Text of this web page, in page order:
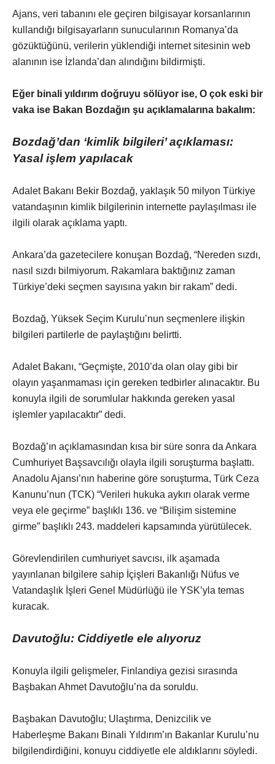
Ajans, veri tabanını ele geçiren bilgisayar korsanlarının
kullandığı bilgisayarların sunucularının Romanya’da
gözüktüğünü, verilerin yüklendiği internet sitesinin web
alanının ise İzlanda’dan alındığını bildirmişti.
Eğer binali yıldırım doğruyu sölüyor ise, O çok eski bir
vaka ise Bakan Bozdağın şu açıklamalarına bakalım:
Bozdağ’dan ‘kimlik bilgileri’ açıklaması:
Yasal işlem yapılacak
Adalet Bakanı Bekir Bozdağ, yaklaşık 50 milyon Türkiye
vatandaşının kimlik bilgilerinin internette paylaşılması ile
ilgili olarak açıklama yaptı.
Ankara’da gazetecilere konuşan Bozdağ, “Nereden sızdı,
nasıl sızdı bilmiyorum. Rakamlara baktığınız zaman
Türkiye’deki seçmen sayısına yakın bir rakam” dedi.
Bozdağ, Yüksek Seçim Kurulu’nun seçmenlere ilişkin
bilgileri partilerle de paylaştığını belirtti.
Adalet Bakanı, “Geçmişte, 2010’da olan olay gibi bir
olayın yaşanmaması için gereken tedbirler alınacaktır. Bu
konuyla ilgili de sorumlular hakkında gereken yasal
işlemler yapılacaktır” dedi.
Bozdağ’ın açıklamasından kısa bir süre sonra da Ankara
Cumhuriyet Başsavcılığı olayla ilgili soruşturma başlattı.
Anadolu Ajansı’nın haberine göre soruşturma, Türk Ceza
Kanunu’nun (TCK) “Verileri hukuka aykırı olarak verme
veya ele geçirme” başlıklı 136. ve “Bilişim sistemine
girme” başlıklı 243. maddeleri kapsamında yürütülecek.
Görevlendirilen cumhuriyet savcısı, ilk aşamada
yayınlanan bilgilere sahip İçişleri Bakanlığı Nüfus ve
Vatandaşlık İşleri Genel Müdürlüğü ile YSK’yla temas
kuracak.
Davutoğlu: Ciddiyetle ele alıyoruz
Konuyla ilgili gelişmeler, Finlandiya gezisi sırasında
Başbakan Ahmet Davutoğlu’na da soruldu.
Başbakan Davutoğlu; Ulaştırma, Denizcilik ve
Haberleşme Bakanı Binali Yıldırım’ın Bakanlar Kurulu’nu
bilgilendirdiğini, konuyu ciddiyetle ele aldıklarını söyledi.